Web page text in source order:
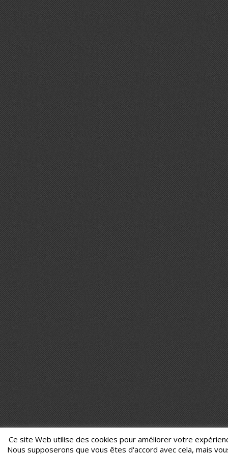
Ce site Web utilise des cookies pour améliorer votre
Nous supposerons que vous êtes d'accord avec cela, mais